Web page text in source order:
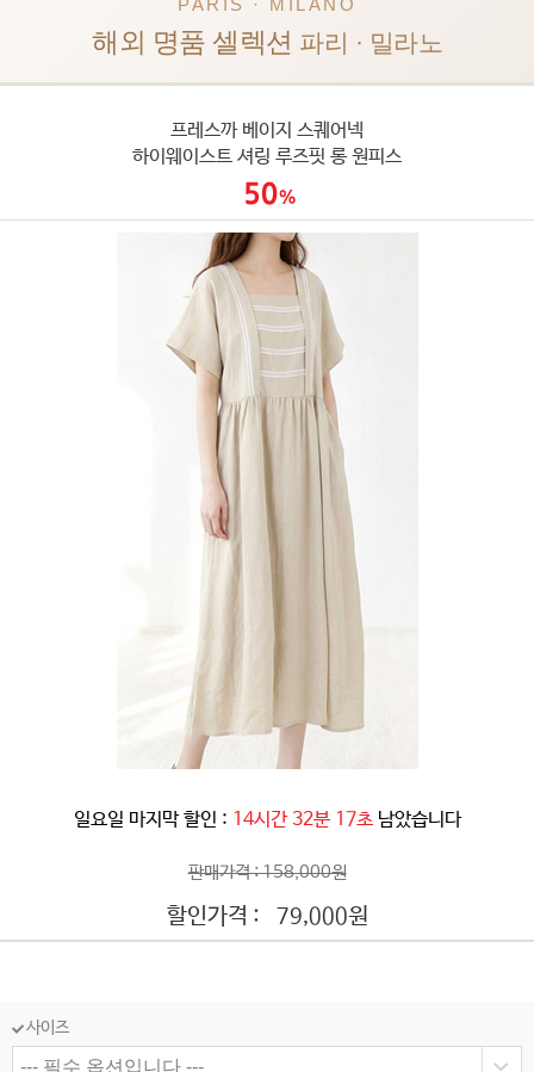
PARIS · MILANO
해외 명품 셀렉션 파리 · 밀라노
프레스까 베이지 스퀘어넥
하이웨이스트 셔링 루즈핏 롱 원피스
일요일 마지막 할인 : 14시간 32분 14초 남았습니다
판매가격 : 158,000원
할인가격 : 79,000원
사이즈